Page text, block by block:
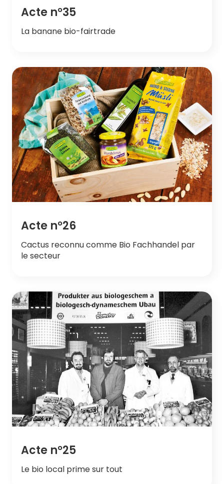
Acte n°35
La banane bio-fairtrade
Acte n°26
Cactus reconnu comme Bio Fachhandel par
le secteur
Acte n°25
Le bio local prime sur tout